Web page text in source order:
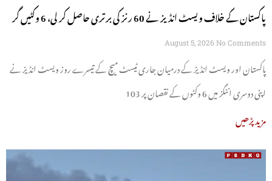
پاکستان کے خلاف ویسٹ انڈیز نے 60 رنز کی برتری حاصل کر لی، 6 وکٹیں گر
گئیں
August 5, 2026 No Comments
پاکستان اور ویسٹ انڈیز کے درمیان جاری ٹیسٹ میچ کے تیسرے روز ویسٹ انڈیز نے
اپنی دوسری اننگز میں 6 وکٹوں کے نقصان پر 103
مزید پڑھیں